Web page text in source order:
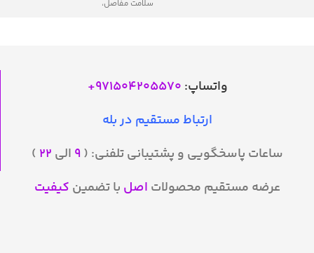
سلامت مفاصل،
واتساپ: 971504205570
+
ارتباط مستقیم در بله
ساعات پاسخگویی و پشتیبانی تلفنی: ( ۹ الی ۲۲ )
عرضه مستقیم محصولات اصل با تضمین کیفیت